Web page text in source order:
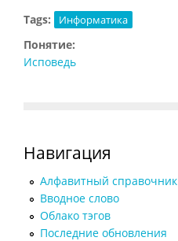
Tags: Информатика
Понятие:
Исповедь
Навигация
Алфавитный справочник
Вводное слово
Облако тэгов
Последние обновления